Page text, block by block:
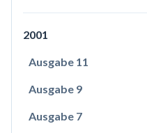
2001
Ausgabe 11
Ausgabe 9
Ausgabe 7